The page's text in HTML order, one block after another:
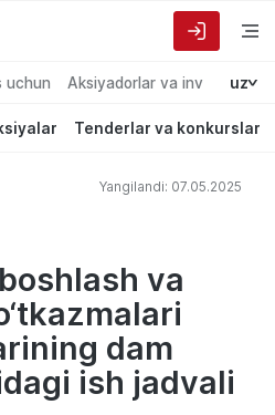
uchun Aksiyadorlar va investorlarga
uz
Tenderlar va konkurslar
Yangilandi: 07.05.2025
va
dam
ish jadvali